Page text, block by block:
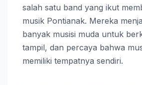
salah satu band yang ikut
musik Pontianak. Mereka
banyak musisi muda untuk
tampil, dan percaya bahwa
memiliki tempatnya sendiri.